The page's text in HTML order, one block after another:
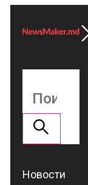
Новости